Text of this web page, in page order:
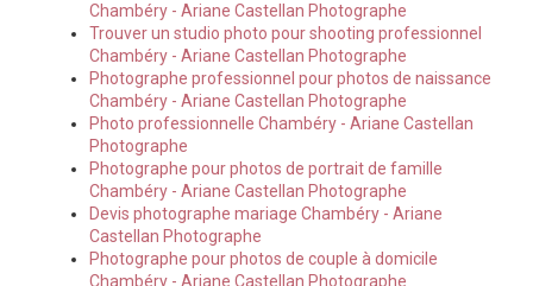
Chambéry - Ariane Castellan Photographe
Trouver un studio photo pour shooting professionnel
Chambéry - Ariane Castellan Photographe
Photographe professionnel pour photos de naissance
Chambéry - Ariane Castellan Photographe
Photo professionnelle Chambéry - Ariane Castellan
Photographe
Photographe pour photos de portrait de famille
Chambéry - Ariane Castellan Photographe
Devis photographe mariage Chambéry - Ariane
Castellan Photographe
Photographe pour photos de couple à domicile
Chambéry - Ariane Castellan Photographe